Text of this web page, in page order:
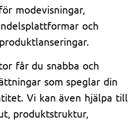
modevisningar,
och
får du snabba och
som speglar din
Vi kan även hjälpa till
produktstruktur,